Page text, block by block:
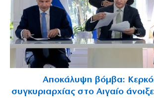
Αποκάλυψη βόμβα:
συγκυριαρχίας στο Αιγαίο